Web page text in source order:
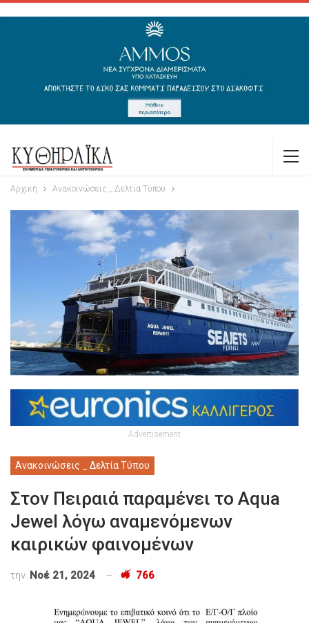
Αρχική Ανακοινώσεις _ Δελτία Τύπου
Advertisement
Ανακοινώσεις _ Δελτία Τύπου
Στον Πειραιά παραμένει το Aqua
Jewel λόγω αναμενόμενων
καιρικών φαινομένων
την Νοέ 21, 2024 766